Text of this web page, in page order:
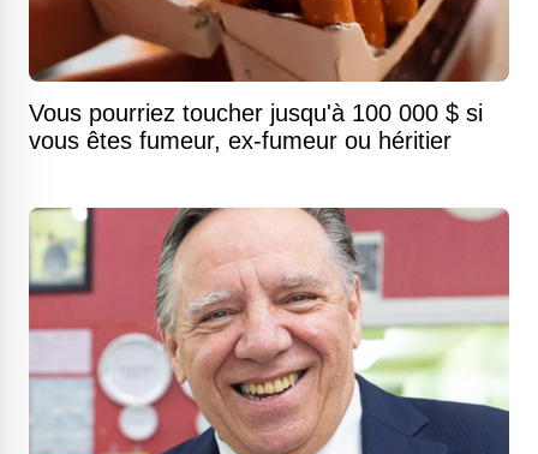
Vous pourriez toucher jusqu'à 100 000 $ si
vous êtes fumeur, ex-fumeur ou héritier